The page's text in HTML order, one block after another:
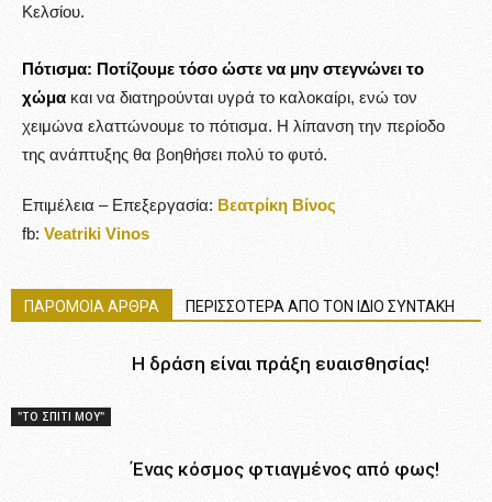
Κελσίου.
Πότισμα: Ποτίζουμε τόσο ώστε να μην στεγνώνει το
χώμα και να διατηρούνται υγρά το καλοκαίρι, ενώ τον
χειμώνα ελαττώνουμε το πότισμα. Η λίπανση την περίοδο
της ανάπτυξης θα βοηθήσει πολύ το φυτό.
Επιμέλεια – Επεξεργασία: Βεατρίκη Βίνος
fb: Veatriki Vinos
ΠΑΡΟΜΟΙΑ ΑΡΘΡΑ ΠΕΡΙΣΣΟΤΕΡΑ ΑΠΟ ΤΟΝ ΙΔΙΟ ΣΥΝΤΑΚΗ
"ΤΟ ΣΠΙΤΙ ΜΟΥ"
Η δράση είναι πράξη ευαισθησίας!
Ένας κόσμος φτιαγμένος από φως!